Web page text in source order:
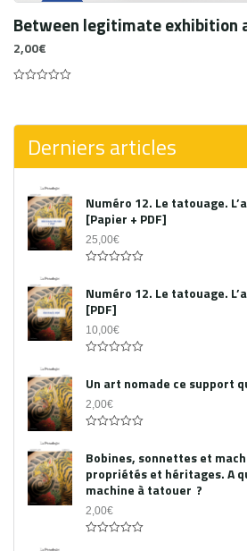
2,00€
5
Derniers articles
Numéro 12. Le tatouage.
[Papier + PDF]
25,00€
out
of
5
Numéro 12. Le tatouage.
[PDF]
10,00€
out
of
5
Un art nomade ce support
2,00€
out
of
5
Bobines, sonnettes et
propriétés et héritages. A
machine à tatouer ?
2,00€